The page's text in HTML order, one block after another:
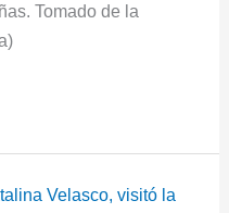
Tomado de la